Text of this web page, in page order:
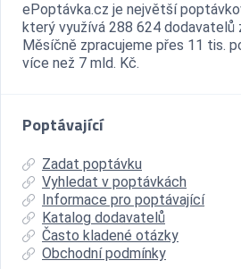
ePoptávka.cz je největší
který využívá 288 624 dodavatelů
Měsíčně zpracujeme přes 11 tis.
více než 7 mld. Kč.
Poptávající
Zadat poptávku
Vyhledat v poptávkách
Informace pro poptávající
Katalog dodavatelů
Často kladené otázky
Obchodní podmínky